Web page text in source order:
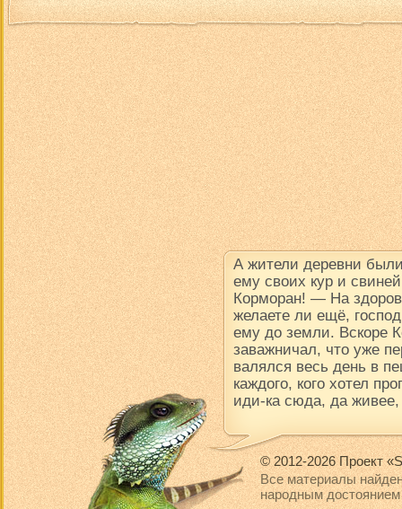
А жители деревни
ему своих кур и
Корморан! — На
желаете ли ещё,
ему до земли. Вскоре
заважничал, что уже
валялся весь день в
каждого, кого хотел
иди-ка сюда, да
© 2012-2026 Проект
Все материалы
народным достоянием